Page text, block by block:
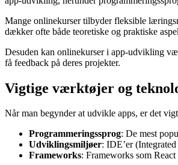
Mange onlinekurser tilbyder fleksible
dækker ofte både teoretiske og praktiske
Desuden kan onlinekurser i app-udvikling
få feedback på deres projekter.
Vigtige værktøjer og
Når man begynder at udvikle apps, er det
Programmeringssprog: De mest
Udviklingsmiljøer: IDE’er
Frameworks: Frameworks som